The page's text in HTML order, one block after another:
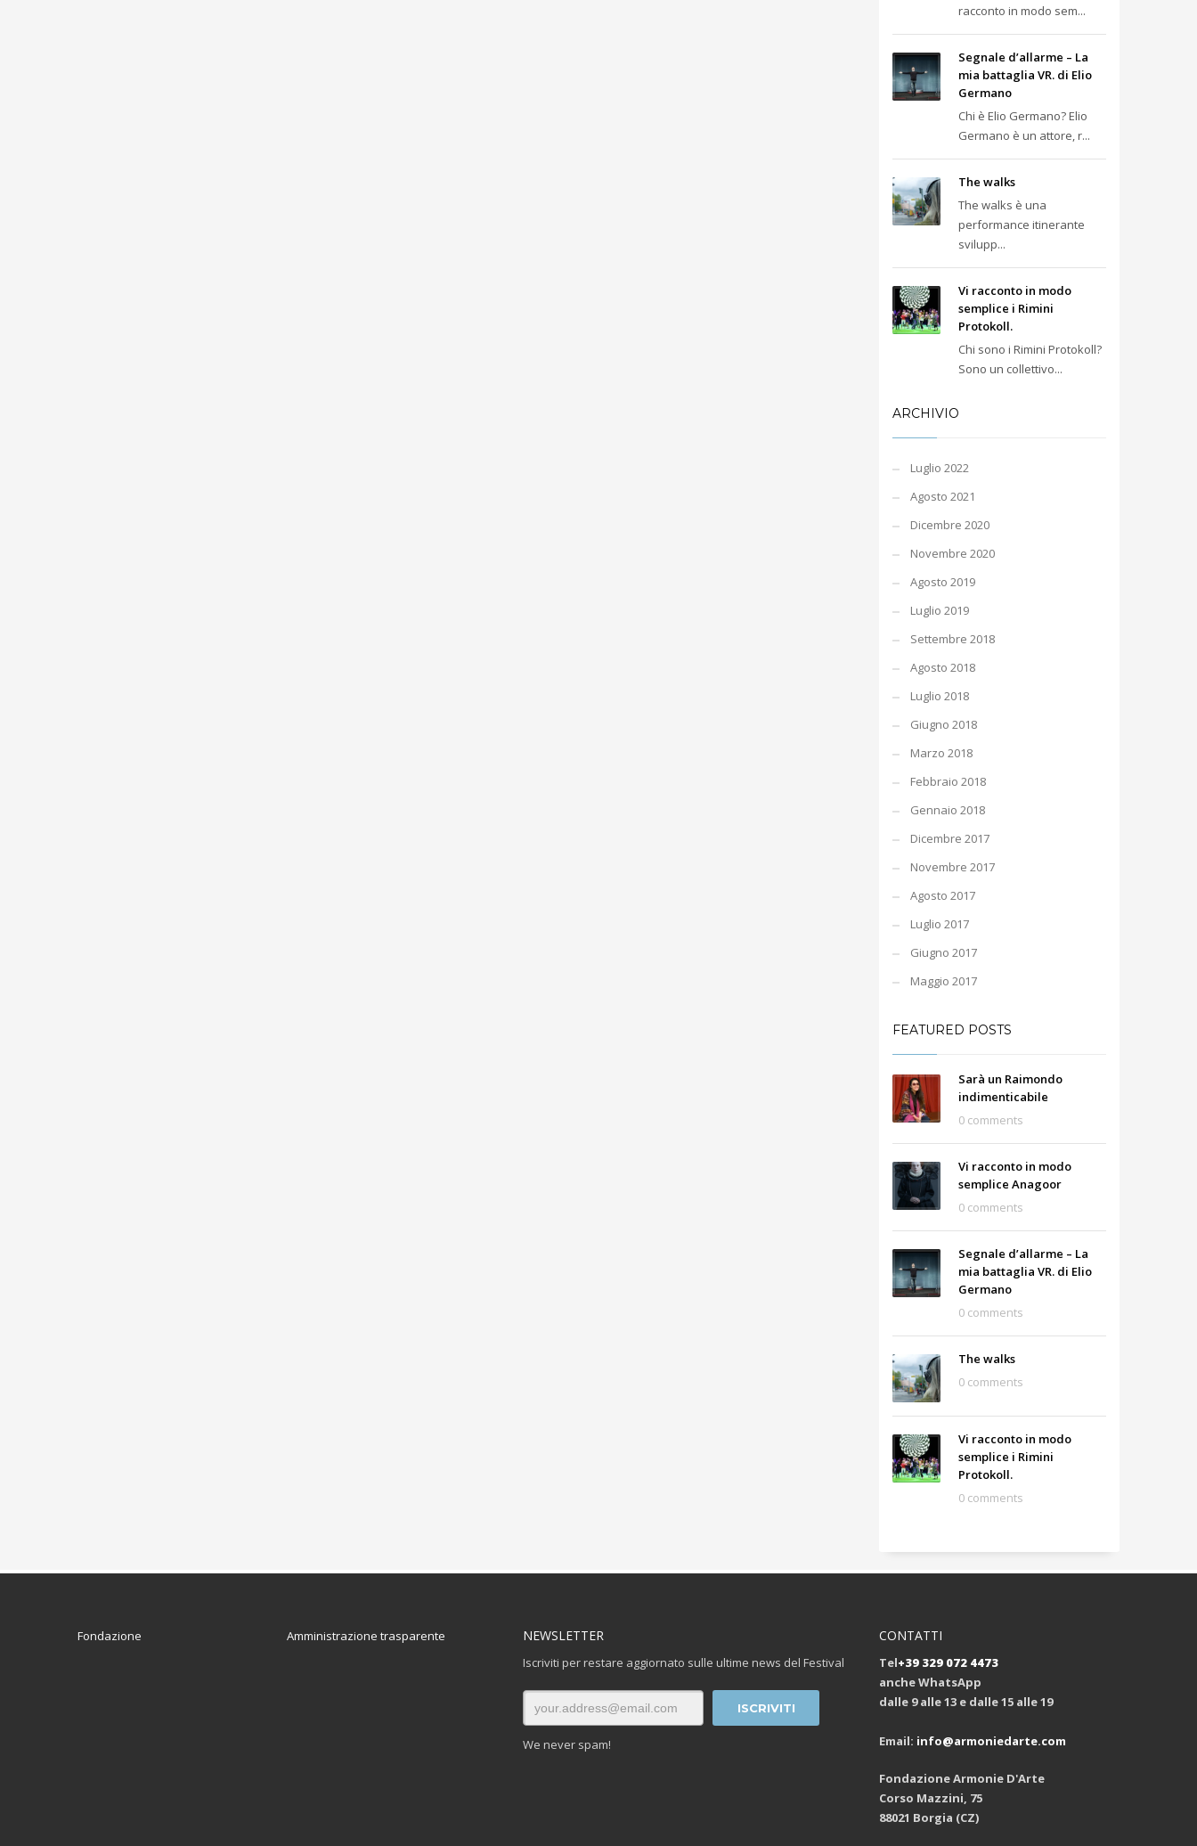
racconto in modo sem...
Segnale d’allarme – La
mia battaglia VR. di Elio
Germano
Chi è Elio Germano? Elio
Germano è un attore, r...
The walks
The walks è una
performance itinerante
svilupp...
Vi racconto in modo
semplice i Rimini
Protokoll.
Chi sono i Rimini Protokoll?
Sono un collettivo...
ARCHIVIO
Luglio 2022
Agosto 2021
Dicembre 2020
Novembre 2020
Agosto 2019
Luglio 2019
Settembre 2018
Agosto 2018
Luglio 2018
Giugno 2018
Marzo 2018
Febbraio 2018
Gennaio 2018
Dicembre 2017
Novembre 2017
Agosto 2017
Luglio 2017
Giugno 2017
Maggio 2017
FEATURED POSTS
Sarà un Raimondo
indimenticabile
0 comments
Vi racconto in modo
semplice Anagoor
0 comments
Segnale d’allarme – La
mia battaglia VR. di Elio
Germano
0 comments
The walks
0 comments
Vi racconto in modo
semplice i Rimini
Protokoll.
0 comments
Fondazione Amministrazione trasparente NEWSLETTER
Iscriviti per restare aggiornato sulle ultime news del Festival
We never spam!
CONTATTI
Tel+39 329 072 4473
anche WhatsApp
dalle 9 alle 13 e dalle 15 alle 19
Email: info@armoniedarte.com
Fondazione Armonie D'Arte
Corso Mazzini, 75
88021 Borgia (CZ)